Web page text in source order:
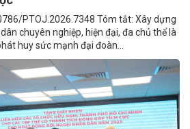
PTOJ.2026.7348 Tóm tắt: Xây dựng
chuyên nghiệp, hiện đại, đa chủ thể là
huy sức mạnh đại đoàn...